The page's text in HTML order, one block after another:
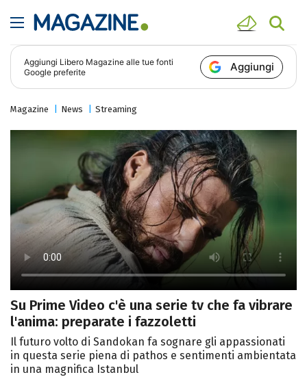
Aggiungi Libero Magazine alle tue fonti
Google preferite
Aggiungi
Magazine News Streaming
Su Prime Video c'è una serie tv che fa vibrare
l'anima: preparate i fazzoletti
Il futuro volto di Sandokan fa sognare gli appassionati
in questa serie piena di pathos e sentimenti ambientata
in una magnifica Istanbul